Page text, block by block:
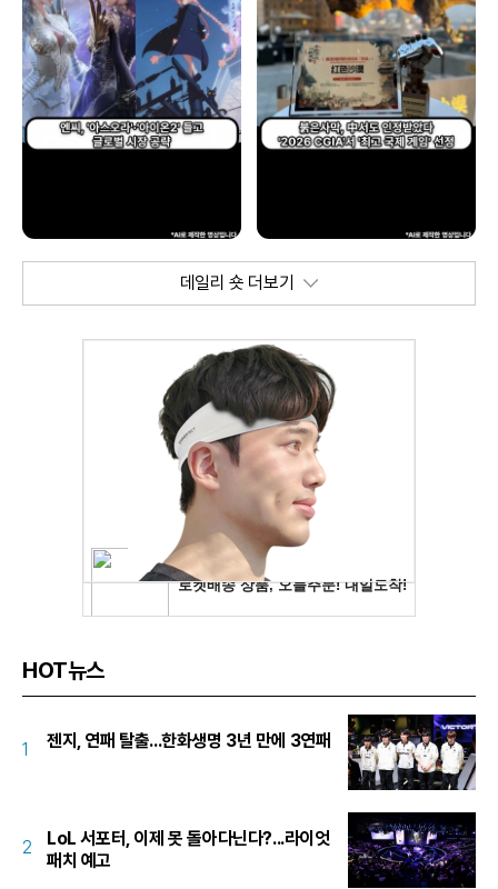
데일리 숏 더보기
HOT뉴스
1 젠지, 연패 탈출...한화생명 3년 만에 3연패
2
LoL 서포터, 이제 못 돌아다닌다?...라이엇
패치 예고